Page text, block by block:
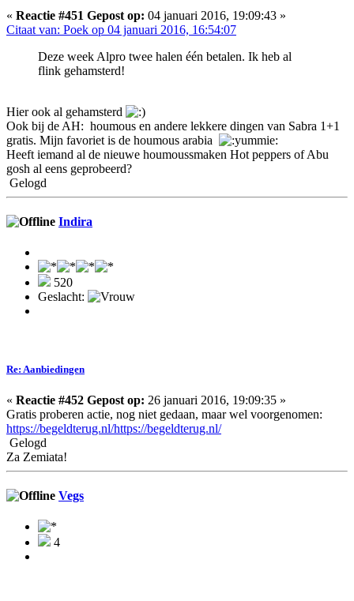
« Reactie #451 Gepost op: 04 januari 2016, 19:09:43 »
Citaat van: Poek op 04 januari 2016, 16:54:07
Deze week Alpro twee halen één betalen. Ik heb al
flink gehamsterd!
Hier ook al gehamsterd
Ook bij de AH: houmous en andere lekkere dingen van Sabra 1+1
gratis. Mijn favoriet is de houmous arabia
Heeft iemand al de nieuwe houmoussmaken Hot peppers of Abu
gosh al eens geprobeerd?
Gelogd
Indira
520
Geslacht:
Re: Aanbiedingen
« Reactie #452 Gepost op: 26 januari 2016, 19:09:35 »
Gratis proberen actie, nog niet gedaan, maar wel voorgenomen:
https://begeldterug.nl/https://begeldterug.nl/
Gelogd
Za Zemiata!
Vegs
4